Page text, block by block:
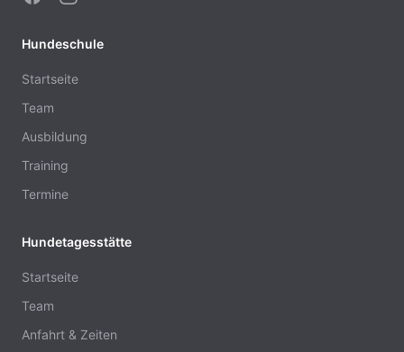
Hundeschule
Startseite
Team
Ausbildung
Training
Termine
Hundetagesstätte
Startseite
Team
Anfahrt & Zeiten